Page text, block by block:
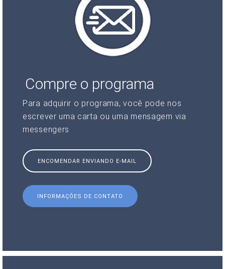
Compre o programa
Para adquirir o programa, você pode nos
escrever uma carta ou uma mensagem via
messengers
ENCOMENDAR ENVIANDO E-MAIL
INFORMAÇÕES DE CONTATO